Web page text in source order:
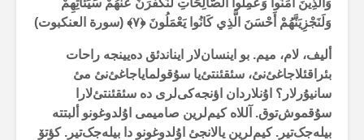
وَالَّذِينَ آمَنُوا وَعَمِلُوا الصَّالِحَاتِ لَنُكَفِّرَنَّ عَنْهُمْ سَيِّئَاتِهِمْ
وَلَنَجْزِيَنَّهُمْ أَحْسَنَ الَّذِي كَانُوا يَعْمَلُونَ ﴿۷﴾ (سورة العنکبوت)
ألیف، لام، میم. بو اینسان‌لار ایناندئق دەیینجە راحات
بئراقئلاجاغئ‌نئ، سئقئنتئ‌یا سۇقولمایاجاغئ‌نئ مئ
سانیۇرلار؟ اۇنلاردان اؤنجەکی‌لری دە سئقئنتئ‌لارا
سۇقموش‌توق. آللاە کیم‌لرین صامیمی اۇلدوغونو ألبتتە
بیلەجک‌تیر. کیم‌لرین یالانجئ اۇلدوغونو دا بیلەجک‌تیر. کؤتۆ